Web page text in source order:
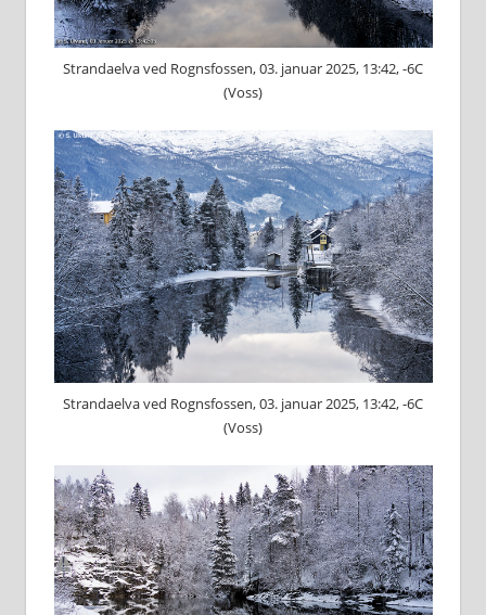
Strandaelva ved Rognsfossen, 03. januar 2025, 13:42, -6C
(Voss)
Strandaelva ved Rognsfossen, 03. januar 2025, 13:42, -6C
(Voss)